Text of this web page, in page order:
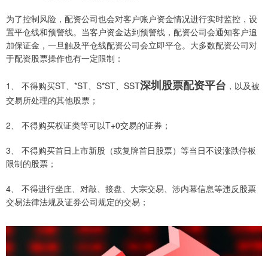
为了控制风险，配资公司也会对客户账户资金情况进行实时监控，设
置平仓线和预警线。当客户资金达到预警线，配资公司会通知客户追
加保证金，一旦触及平仓线配资公司会立即平仓。大多数配资公司对
于配资股票操作也有一定限制：
1、 不得购买ST、*ST、S*ST、SST深圳股票配资平台 ，以及被
交易所处理的其他股票；
2、 不得购买权证类等可以T+0交易的证券；
3、 不得购买首日上市新股（或复牌首日股票）等当日不设涨跌停板
限制的股票；
4、 不得进行坐庄、对敲、接盘、大宗交易、涉内幕信息等违反股票
交易法律法规及证券公司规定的交易；